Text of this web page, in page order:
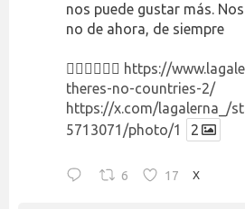
nos puede gustar más.
no de ahora, de siempre
👉🏻👉🏻👉🏻 https://
theres-no-countries-2/
https://x.com/lagalerna_/
5713071/photo/1
2
6 17 X